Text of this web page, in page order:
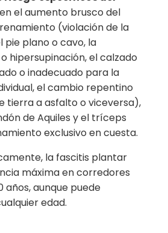
el aumento brusco del
(violación de la
pie plano o cavo, la
hipersupinación, el calzado
o inadecuado para la
el cambio repentino
tierra a asfalto o viceversa),
de Aquiles y el tríceps
exclusivo en cuesta.
la fascitis plantar
máxima en corredores
años, aunque puede
edad.